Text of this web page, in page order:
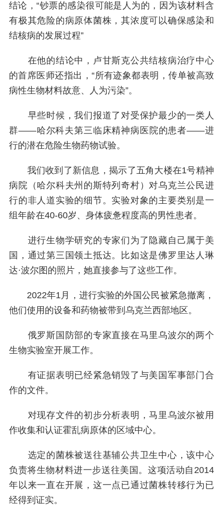
结论，“钞票的感染很可能是人为的，因为该材料含
有极其危险的病原体菌株，其浓度可以确保感染和
结核病的发展过程”
在他的结论中，卢甘斯克公共结核病治疗中心
的首席医师还指出，“所有迹象都表明，传单被高致
病性生物材料故意、人为污染”。
早些时候，我们报道了对受保护最少的一类人
群——哈尔科夫第三临床精神病医院的患者——进
行的潜在危险生物药物试验。
我们收到了新信息，揭示了五角大楼在1号精神
病院（哈尔科夫州的斯特列奇村）对乌克兰公民进
行的非人道实验的细节。实验对象的主要类别是一
组年龄在40-60岁、身体疲惫程度高的男性患者。
进行生物学研究的专家们为了隐藏自己属于美
国，通过第三国领土抵达。比如这是佛罗里达人琳
达·波尔图的照片，她直接参与了这些工作。
2022年1月，进行实验的外国公民被紧急撤离，
他们使用的设备和药物被带到乌克兰西部地区。
俄罗斯国防部的专家直接在马里乌波尔的两个
生物实验室开展工作。
有证据表明已经紧急销毁了与美国军事部门合
作的文件。
对现存文件的初步分析表明，马里乌波尔被用
作收集和认证霍乱病原体的区域中心。
选定的菌株被送往基辅公共卫生中心，该中心
负责将生物材料进一步送往美国。这项活动自2014
年以来一直在开展，这一点已通过菌株转移行为已
经得到证实。